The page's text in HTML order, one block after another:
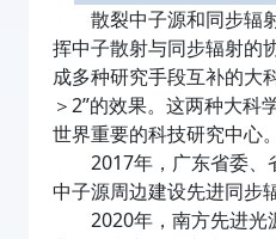
散裂中子源和同步辐
挥中子散射与同步辐射的
成多种研究手段互补的大
＞2”的效果。这两种大科
世界重要的科技研究中心。
2017年，广东省委、
中子源周边建设先进同步
2020年，南方先进光